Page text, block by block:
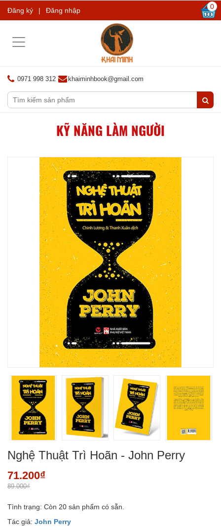
Đăng ký | Đăng nhập 0
Toggle
0971 998 312 khaiminhbook@gmail.com
KỸ NĂNG LÀM NGƯỜI
Nghệ Thuật Trì Hoãn - John Perry
71.200₫
89.000₫
Tình trạng: Còn 20 sản phẩm có sẵn.
Tác giả: John Perry